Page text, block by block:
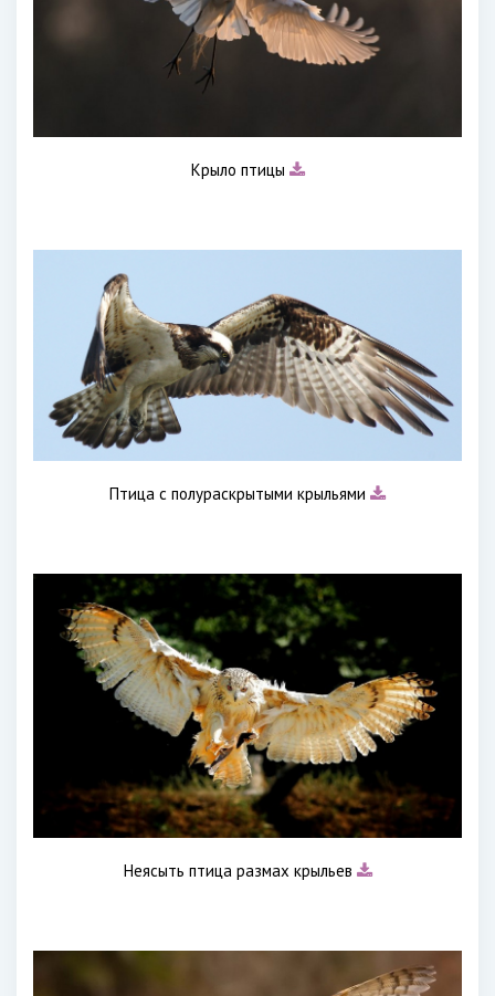
Крыло птицы
Птица с полураскрытыми крыльями
Неясыть птица размах крыльев